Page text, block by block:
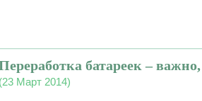
батареек –
(23 Март 2014)